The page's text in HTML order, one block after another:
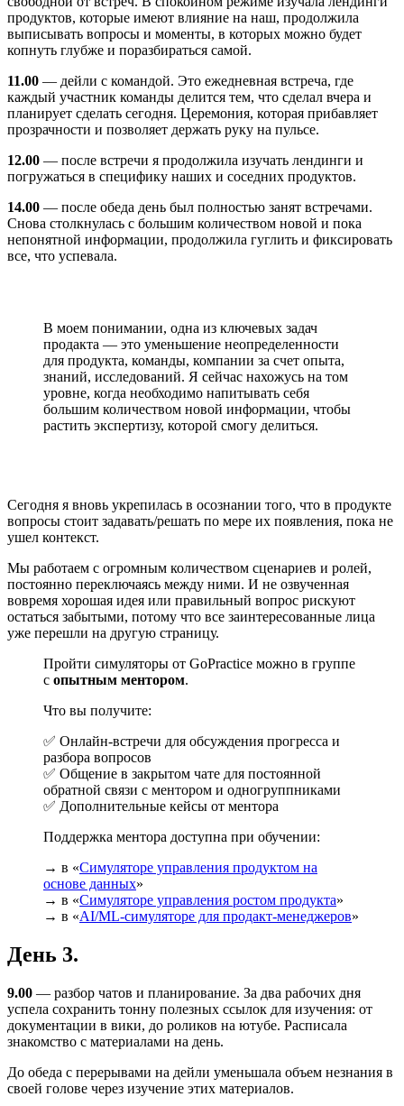
продуктов, которые имеют влияние на наш, продолжила
выписывать вопросы и моменты, в которых можно будет
копнуть глубже и поразбираться самой.
11.00 — дейли с командой. Это ежедневная встреча, где
каждый участник команды делится тем, что сделал вчера и
планирует сделать сегодня. Церемония, которая прибавляет
прозрачности и позволяет держать руку на пульсе.
12.00 — после встречи я продолжила изучать лендинги и
погружаться в специфику наших и соседних продуктов.
14.00 — после обеда день был полностью занят встречами.
Снова столкнулась с большим количеством новой и пока
непонятной информации, продолжила гуглить и фиксировать
все, что успевала.
В моем понимании, одна из ключевых задач
продакта — это уменьшение неопределенности
для продукта, команды, компании за счет опыта,
знаний, исследований. Я сейчас нахожусь на том
уровне, когда необходимо напитывать себя
большим количеством новой информации, чтобы
растить экспертизу, которой смогу делиться.
Сегодня я вновь укрепилась в осознании того, что в продукте
вопросы стоит задавать/решать по мере их появления, пока не
ушел контекст.
Мы работаем с огромным количеством сценариев и ролей,
постоянно переключаясь между ними. И не озвученная
вовремя хорошая идея или правильный вопрос рискуют
остаться забытыми, потому что все заинтересованные лица
уже перешли на другую страницу.
Пройти симуляторы от GoPractice можно в группе
с опытным ментором.
Что вы получите:
✅ Онлайн-встречи для обсуждения прогресса и
разбора вопросов
✅ Общение в закрытом чате для постоянной
обратной связи с ментором и одногруппниками
✅ Дополнительные кейсы от ментора
Поддержка ментора доступна при обучении:
→ в «Симуляторе управления продуктом на
основе данных»
→ в «Симуляторе управления ростом продукта»
→ в «AI/ML-симуляторе для продакт-менеджеров»
День 3.
9.00 — разбор чатов и планирование. За два рабочих дня
успела сохранить тонну полезных ссылок для изучения: от
документации в вики, до роликов на ютубе. Расписала
знакомство с материалами на день.
До обеда с перерывами на дейли уменьшала объем незнания в
своей голове через изучение этих материалов.